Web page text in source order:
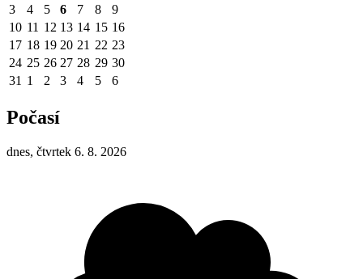
3
4 5 6 7 8
9
10 11 12 13 14 15 16
17 18 19 20 21 22 23
24 25 26 27 28 29 30
31 1 2 3 4 5 6
Počasí
dnes, čtvrtek 6. 8. 2026